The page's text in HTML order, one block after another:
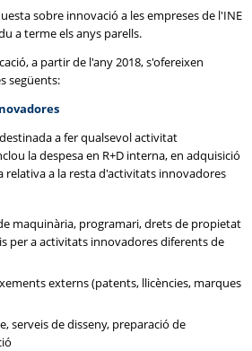
sobre innovació a les empreses de l'INE
a terme els anys parells.
a partir de l'any 2018, s'ofereixen
següents:
a fer qualsevol activitat
la despesa en R+D interna, en adquisició
relativa a la resta d'activitats innovadores
maquinària, programari, drets de propietat
per a activitats innovadores diferents de
externs (patents, llicències, marques
serveis de disseny, preparació de